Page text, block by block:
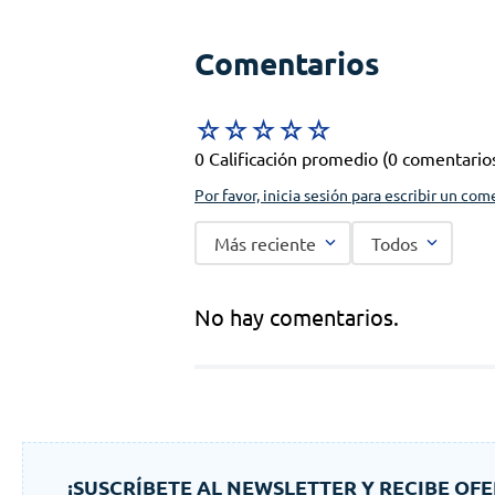
Comentarios
☆☆☆☆☆
0 Calificación promedio (0
Por favor, inicia sesión para escribir un
Más reciente Todos
No hay comentarios.
¡SUSCRÍBETE AL NEWSLETTER Y RECIBE